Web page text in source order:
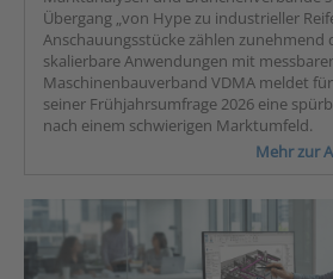
Übergang „von Hype zu industrieller
Anschauungsstücke zählen zunehmend
skalierbare Anwendungen mit
Maschinenbauverband VDMA meldet
seiner Frühjahrsumfrage 2026 eine
nach einem schwierigen Marktumfeld.
Mehr zur